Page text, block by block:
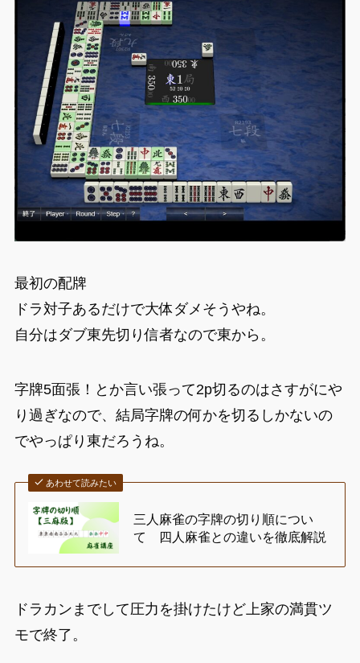
最初の配牌
ドラ対子あるだけで大体ダメそうやね。
自分はダブ東先切り信者なので東から。
字牌5面張！とか言い張って2p切るのはさすがにや
り過ぎなので、結局字牌の何かを切るしかないの
でやっぱり東だろうね。
あわせて読みたい
三人麻雀の字牌の切り順につい
て 四人麻雀との違いを徹底解説
ドラカンまでして圧力を掛けたけど上家の満貫ツ
モで終了。